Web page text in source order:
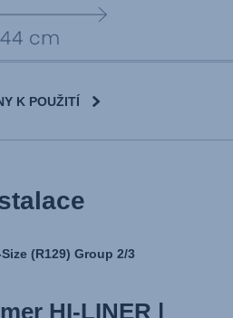
K POUŽITÍ
(R129) Group 2/3
HI-LINER |